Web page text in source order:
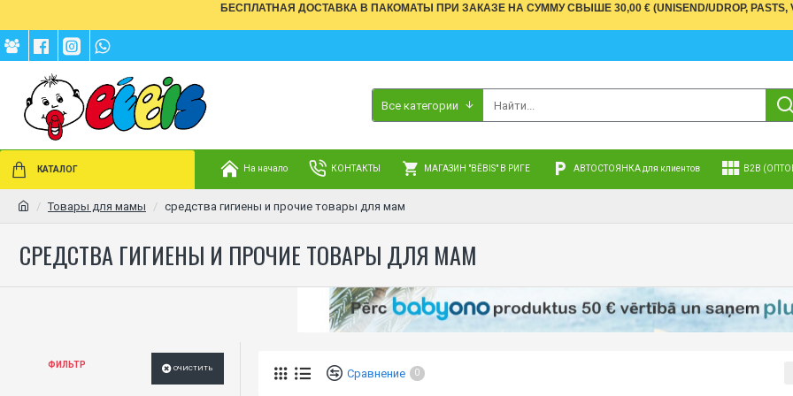
БЕСПЛАТНАЯ ДОСТАВКА В ПАКОМАТЫ ПРИ ЗАКАЗЕ НА СУММУ СВЫШЕ 30,00 € (UNISEND/UDROP, PASTS,
Все категории
КАТАЛОГ На начало КОНТАКТЫ МАГАЗИН "BĒBIS" В РИГЕ АВТОСТОЯНКА для клиентов B2B
Товары для мамы средства гигиены и прочие товары для мам
СРЕДСТВА ГИГИЕНЫ И ПРОЧИЕ ТОВАРЫ ДЛЯ МАМ
ФИЛЬТР ОЧИСТИТЬ Сравнение 0